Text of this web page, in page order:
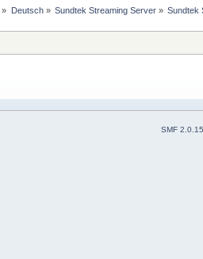
» Deutsch» Sundtek Streaming Server» Sundtek
SMF 2.0.15